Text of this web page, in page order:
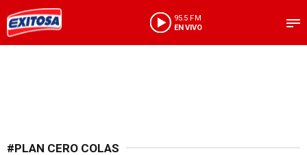
95.5 FM
EN VIVO
#PLAN CERO COLAS